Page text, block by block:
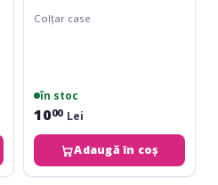
Colțar case
în stoc
1000 Lei
Adaugă în coș